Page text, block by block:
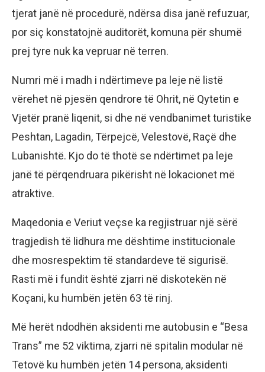
tjerat janë në procedurë, ndërsa disa janë refuzuar,
por siç konstatojnë auditorët, komuna për shumë
prej tyre nuk ka vepruar në terren.
Numri më i madh i ndërtimeve pa leje në listë
vërehet në pjesën qendrore të Ohrit, në Qytetin e
Vjetër pranë liqenit, si dhe në vendbanimet turistike
Peshtan, Lagadin, Tërpejcë, Velestovë, Raçë dhe
Lubanishtë. Kjo do të thotë se ndërtimet pa leje
janë të përqendruara pikërisht në lokacionet më
atraktive.
Maqedonia e Veriut veçse ka regjistruar një sërë
tragjedish të lidhura me dështime institucionale
dhe mosrespektim të standardeve të sigurisë.
Rasti më i fundit është zjarri në diskotekën në
Koçani, ku humbën jetën 63 të rinj.
Më herët ndodhën aksidenti me autobusin e “Besa
Trans” me 52 viktima, zjarri në spitalin modular në
Tetovë ku humbën jetën 14 persona, aksidenti